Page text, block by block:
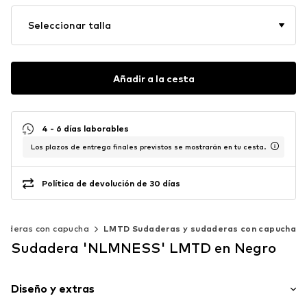
Seleccionar talla
Añadir a la cesta
4 - 6 días laborables
Los plazos de entrega finales previstos se mostrarán en tu cesta.
Política de devolución de 30 días
con capucha LMTD Sudaderas y sudaderas con capucha
Sudadera 'NLMNESS' LMTD en Negro
Diseño y extras